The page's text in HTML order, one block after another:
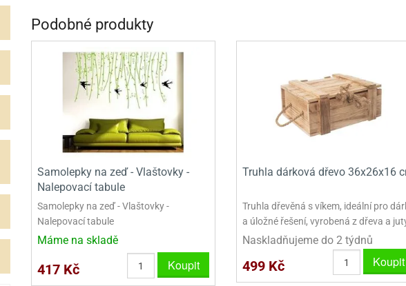
ŠLEHAČKY A SMETANY
ZMRZLINY
ŽELATINY
OSTATNÍ CUKRÁŘSKÉ SUROVINY
DRIP POLEVY
ŠLEHAČKY A SMETANYZTUŽOVAČE ŠLEHAČKY
ROSTLINNÉ ŠLEHAČKY
ŽIVOČIŠNÉ ŠLEHAČKY
ZMRZLINY
ŽELATINY
OSTATNÍ CUKRÁŘSKÉ SUROVINY
JEDLÉ CHLADÍCÍ SPREJE
VYKRAJOVÁTKA - ROSTLINY
VYKRAJOVÁTKA - DOPRAVA
VYKRAJOVÁTKA - BUDOVY
VYKRAJOVÁTKA - OSTATNÍ
SADY VYKRAJOVÁTEK - VÁNOCE
SADY VYKRAJOVÁTEK - VELIKONOCE
VYKLÁPĚCÍ FORMIČKY
Podobné produkty
Samolepky na zeď - Vlaštovky -
Nalepovací tabule
Samolepky na zeď - Vlaštovky -
Nalepovací tabule
Máme na skladě
417 Kč Koupit
Truhla dárková dřevo 36x26x16
Truhla dřevěná s víkem, ideální pro
a úložné řešení, vyrobená z dřeva a
Naskladňujeme do 2 týdnů
499 Kč Koupit